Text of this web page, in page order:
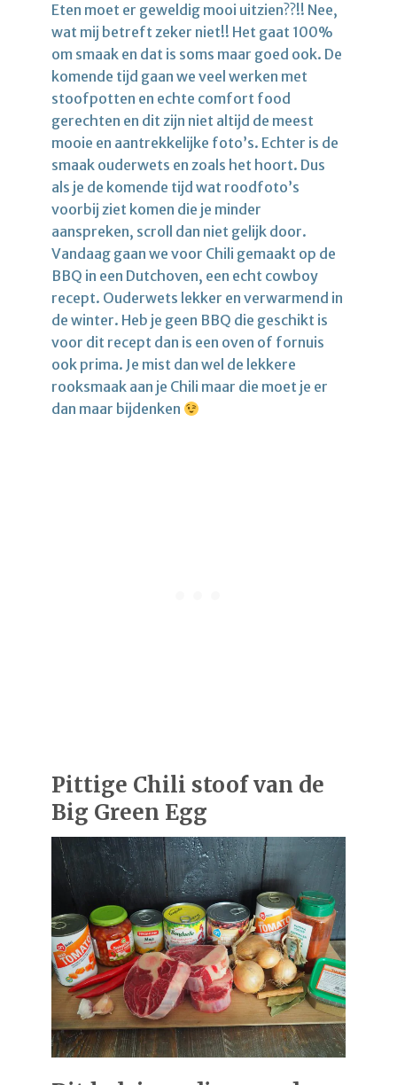
Eten moet er geweldig mooi uitzien??!! Nee,
wat mij betreft zeker niet!! Het gaat 100%
om smaak en dat is soms maar goed ook. De
komende tijd gaan we veel werken met
stoofpotten en echte comfort food
gerechten en dit zijn niet altijd de meest
mooie en aantrekkelijke foto’s. Echter is de
smaak ouderwets en zoals het hoort. Dus
als je de komende tijd wat roodfoto’s
voorbij ziet komen die je minder
aanspreken, scroll dan niet gelijk door.
Vandaag gaan we voor Chili gemaakt op de
BBQ in een Dutchoven, een echt cowboy
recept. Ouderwets lekker en verwarmend in
de winter. Heb je geen BBQ die geschikt is
voor dit recept dan is een oven of fornuis
ook prima. Je mist dan wel de lekkere
rooksmaak aan je Chili maar die moet je er
dan maar bijdenken
Pittige Chili stoof van de
Big Green Egg